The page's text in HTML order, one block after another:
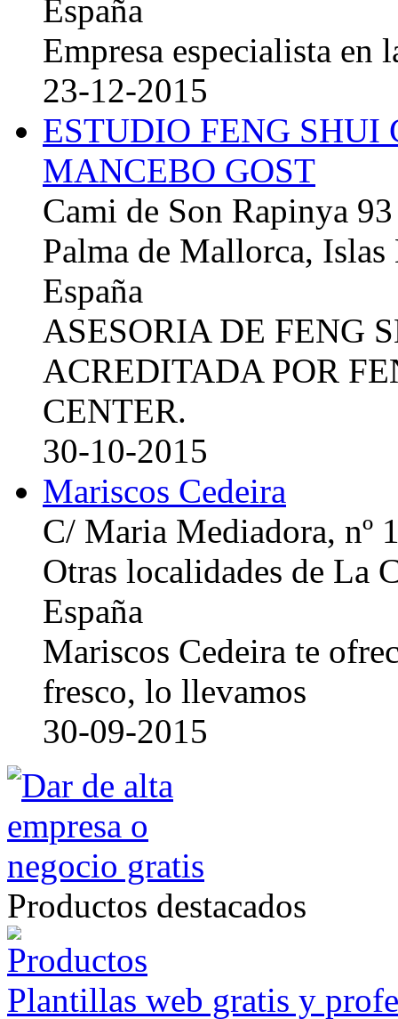
España
Empresa especialista en
23-12-2015
ESTUDIO FENG
MANCEBO GOST
Cami de Son Rapinya 93
Palma de Mallorca, Islas
España
ASESORIA DE FENG
ACREDITADA POR
CENTER.
30-10-2015
Mariscos Cedeira
C/ Maria Mediadora, nº
Otras localidades de La
España
Mariscos Cedeira te
fresco, lo llevamos
30-09-2015
Productos destacados
Plantillas web gratis y